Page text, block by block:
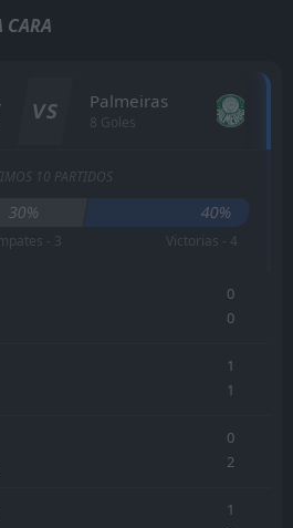
CARA
VS Palmeiras
8 Goles
10 PARTIDOS
30% 40%
- 3 Victorias - 4
0
0
1
1
0
2
1